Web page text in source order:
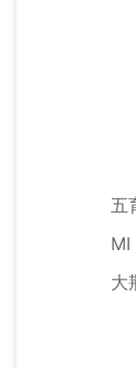
五育
MI
大荆